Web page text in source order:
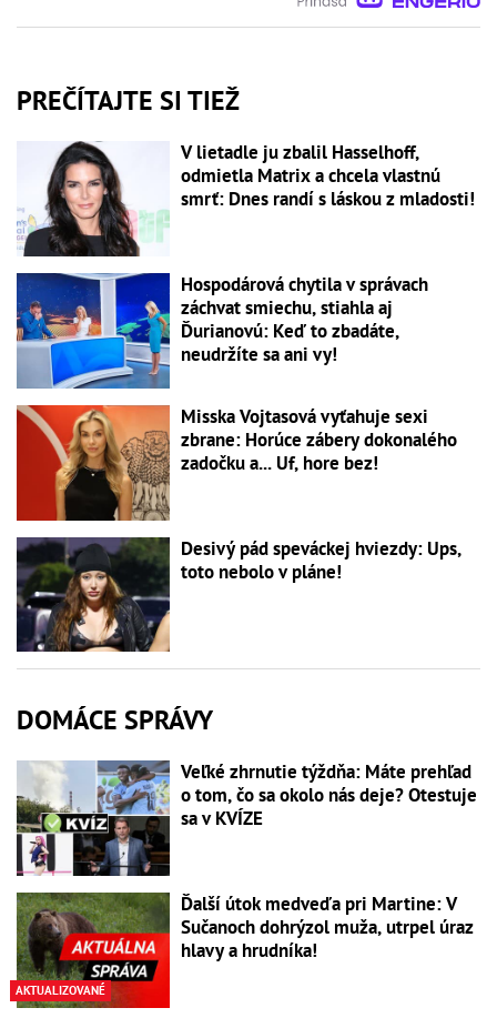
PREČÍTAJTE SI TIEŽ
V lietadle ju zbalil Hasselhoff,
odmietla Matrix a chcela vlastnú
smrť: Dnes randí s láskou z mladosti!
Hospodárová chytila v správach
záchvat smiechu, stiahla aj
Ďurianovú: Keď to zbadáte,
neudržíte sa ani vy!
Misska Vojtasová vyťahuje sexi
zbrane: Horúce zábery dokonalého
zadočku a... Uf, hore bez!
Desivý pád speváckej hviezdy: Ups,
toto nebolo v pláne!
DOMÁCE SPRÁVY
Veľké zhrnutie týždňa: Máte prehľad
o tom, čo sa okolo nás deje? Otestuje
sa v KVÍZE
AKTUALIZOVANÉ
Ďalší útok medveďa pri Martine: V
Sučanoch dohrýzol muža, utrpel úraz
hlavy a hrudníka!